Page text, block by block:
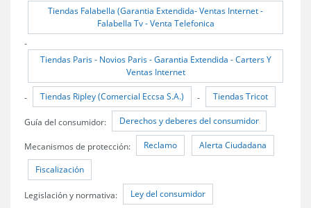
Tiendas Falabella (Garantia Extendida- Ventas Internet -
Falabella Tv - Venta Telefonica
-
Tiendas Paris - Novios Paris - Garantia Extendida - Carters Y
Ventas Internet
- Tiendas Ripley (Comercial Eccsa S.A.) - Tiendas Tricot
Guía del consumidor: Derechos y deberes del consumidor
Mecanismos de protección: Reclamo Alerta Ciudadana
Fiscalización
Legislación y normativa: Ley del consumidor